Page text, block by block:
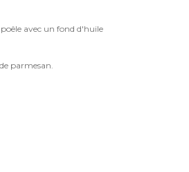
avec un fond d'huile
parmesan.